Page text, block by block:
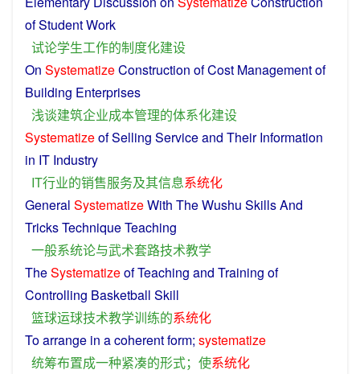
ofStudentWork
试论学生工作的制度化建设
On SystematizeConstruction ofCost Managementof
Building Enterprises
浅谈建筑企业成本管理的体系化建设
SystematizeofSelling Serviceand TheirInformation
in IT Industry
IT行业的销售服务及其信息系统化
General SystematizeWith TheWushu SkillsAnd
TricksTechniqueTeaching
一般系统论与武术套路技术教学
TheSystematizeofTeaching and Training of
Controlling Basketball Skill
篮球运球技术教学训练的系统化
Toarrange in acoherentform; systematize
统筹布置成一种紧凑的形式； 使系统化